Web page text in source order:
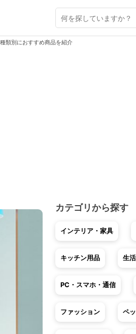
類別におすすめ商品を紹介
カテゴリから探す
インテリア・家具
キッチン用品 生
PC・スマホ・通信
ファッション ペ